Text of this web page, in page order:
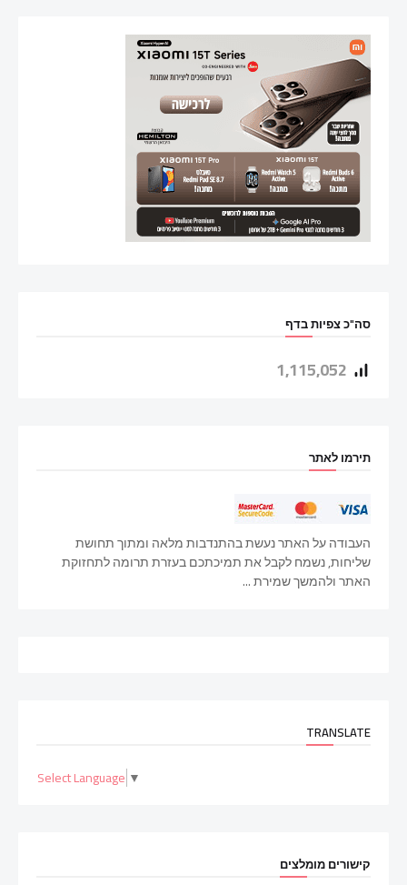
סה"כ צפיות בדף
1,115,052
תירמו לאתר
העבודה על האתר נעשת בהתנדבות מלאה ומתוך תחושת
שליחות, נשמח לקבל את תמיכתכם בעזרת תרומה לתחזוקת
האתר ולהמשך שמירת ...
TRANSLATE
Select Language ▼
קישורים מומלצים